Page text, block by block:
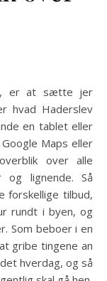
er at sætte jer
hvad Haderslev
en tablet eller
Maps eller
over alle
og lignende. Så
forskellige tilbud,
rundt i byen, og
Som beboer i en
gribe tingene an
hverdag, og så